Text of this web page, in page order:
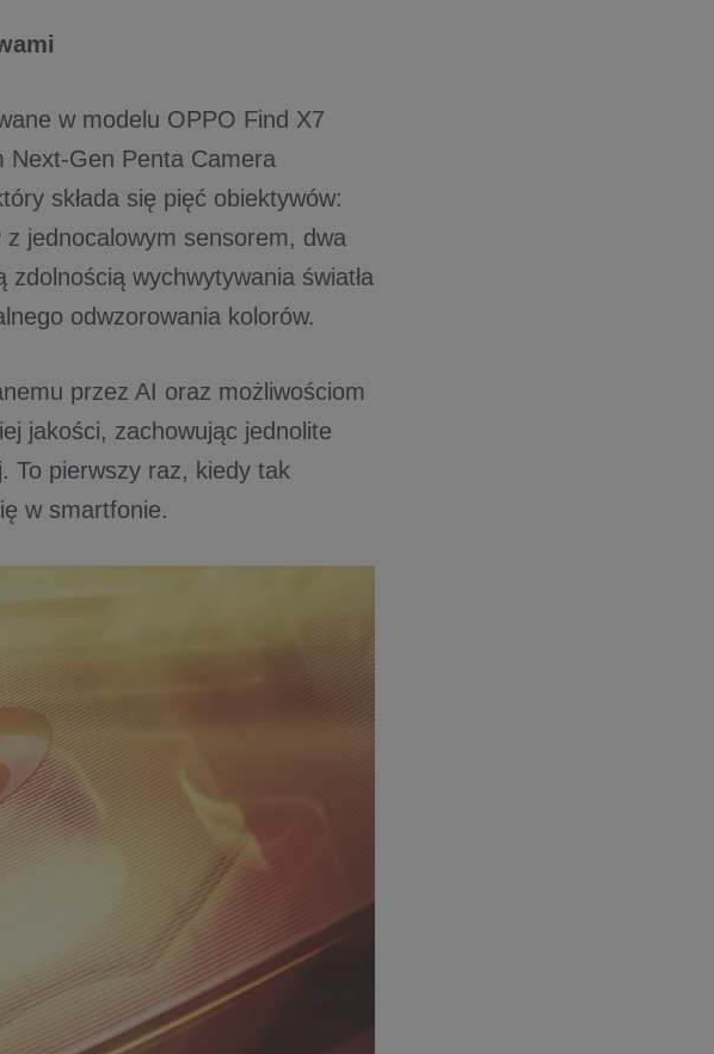
w modelu OPPO Find X7
Next-Gen Penta Camera
składa się pięć obiektywów:
jednocalowym sensorem, dwa
wychwytywania światła
odwzorowania kolorów.
przez AI oraz możliwościom
jakości, zachowując jednolite
To pierwszy raz, kiedy tak
w smartfonie.